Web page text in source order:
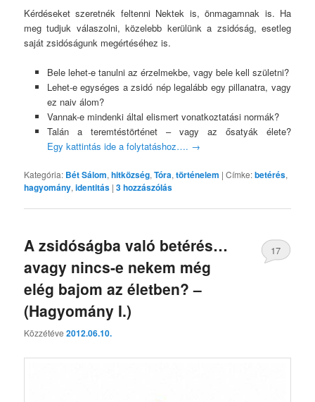
Kérdéseket szeretnék feltenni Nektek is, önmagamnak is. Ha
meg tudjuk válaszolni, közelebb kerülünk a zsidóság, esetleg
saját zsidóságunk megértéséhez is.
Bele lehet-e tanulni az érzelmekbe, vagy bele kell születni?
Lehet-e egységes a zsidó nép legalább egy pillanatra, vagy
ez naiv álom?
Vannak-e mindenki által elismert vonatkoztatási normák?
Talán a teremtéstörténet – vagy az ősatyák élete?
Egy kattintás ide a folytatáshoz…. →
Kategória: Bét Sálom,hitközség,Tóra,történelem |Címke:betérés,
hagyomány,identitás |3hozzászólás
A zsidóságba való betérés…
avagy nincs-e nekem még
elég bajom az életben? –
(Hagyomány I.)
Közzétéve2012.06.10.
17